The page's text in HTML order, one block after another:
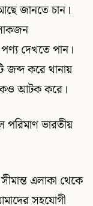
জানতে চান।
পণ্য দেখতে পান।
জব্দ করে থানায়
আটক করে।
পরিমাণ ভারতীয়
এলাকা থেকে
সহযোগী